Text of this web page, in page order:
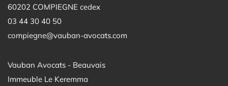
60202 COMPIEGNE cedex
03 44 30 40 50
compiegne@vauban-avocats.com
Vauban Avocats - Beauvais
Immeuble Le Keremma